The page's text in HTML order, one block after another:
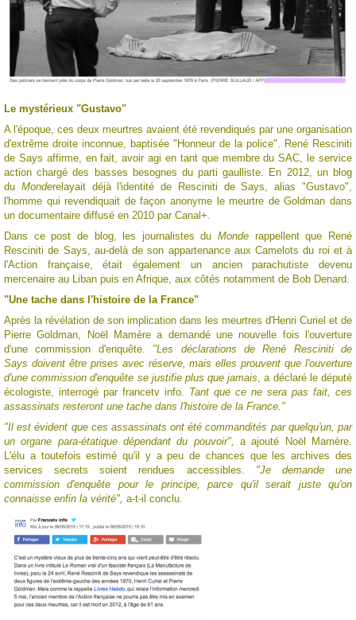
Le mystérieux "Gustavo"
A l'époque, ces deux meurtres avaient été revendiqués par une organisation
d'extrême droite inconnue, baptisée "Honneur de la police". René Resciniti
de Says affirme, en fait, avoir agi en tant que membre du SAC, le service
action chargé des basses besognes du parti gaulliste. En 2012, un blog
du Monderelayait déjà l'identité de Resciniti de Says, alias "Gustavo",
l'homme qui revendiquait de façon anonyme le meurtre de Goldman dans
un documentaire diffusé en 2010 par Canal+.
Dans ce post de blog, les journalistes duMonde rappellent que René
Resciniti de Says, au-delà de son appartenance aux Camelots du roi et à
l'Action française, était également un ancien parachutiste devenu
mercenaire au Liban puis en Afrique, aux côtés notamment de Bob Denard.
"Une tache dans l'histoire de la France"
Après la révélation de son implication dans les meurtres d'Henri Curiel et de
Pierre Goldman, Noël Mamère a demandé une nouvelle fois l'ouverture
d'une commission d'enquête. "Les déclarations de René Resciniti de
Says doivent être prises avec réserve, mais elles prouvent que l'ouverture
d'une commission d'enquête se justifie plus que jamais, a déclaré le député
écologiste, interrogé par francetv info. Tant que ce ne sera pas fait, ces
assassinats resteront une tache dans l'histoire de la France."
"Il est évident que ces assassinats ont été commandités par quelqu'un, par
un organe para-étatique dépendant du pouvoir", a ajouté Noël Mamère.
L'élu a toutefois estimé qu'il y a peu de chances que les archives des
services secrets soient rendues accessibles. "Je demande une
commission d'enquête pour le principe, parce qu'il serait juste qu'on
connaisse enfin la vérité", a-t-il conclu.